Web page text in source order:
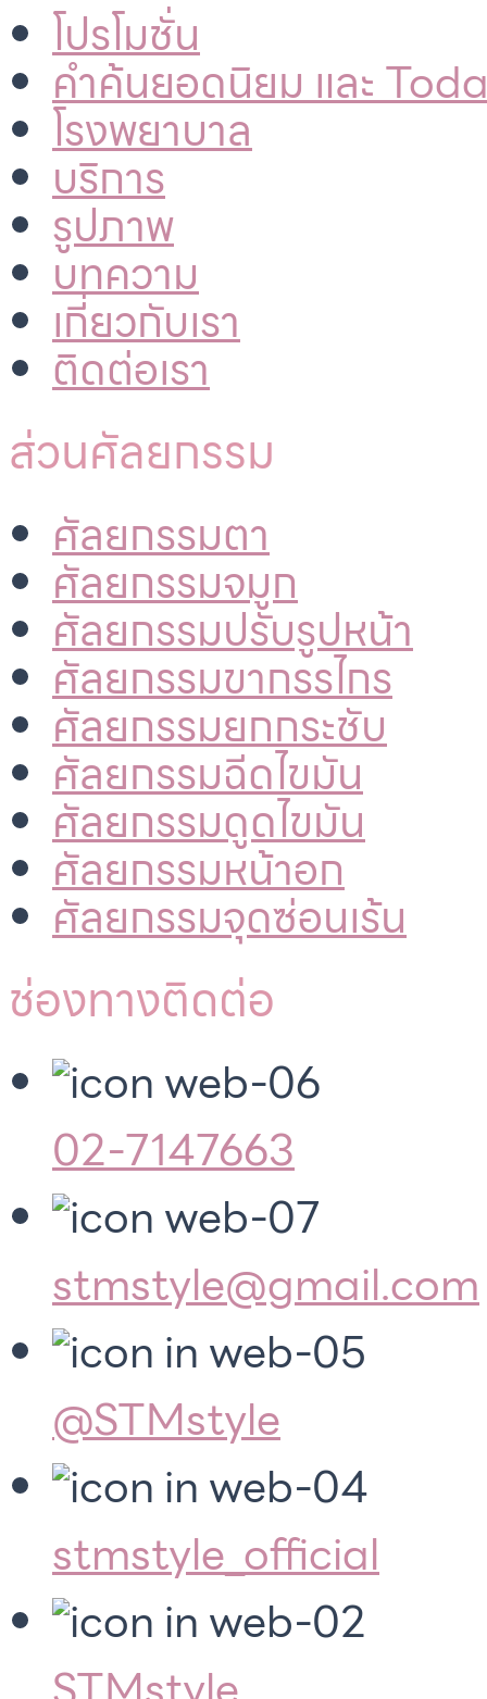
โปรโมชั่น
คำค้นยอดนิยม และ
โรงพยาบาล
บริการ
รูปภาพ
บทความ
เกี่ยวกับเรา
ติดต่อเรา
ส่วนศัลยกรรม
ศัลยกรรมตา
ศัลยกรรมจมูก
ศัลยกรรมปรับรูปหน้า
ศัลยกรรมขากรรไกร
ศัลยกรรมยกกระชับ
ศัลยกรรมฉีดไขมัน
ศัลยกรรมดูดไขมัน
ศัลยกรรมหน้าอก
ศัลยกรรมจุดซ่อนเร้น
ช่องทางติดต่อ
02-7147663
stmstyle@gmail.com
@STMstyle
stmstyle_official